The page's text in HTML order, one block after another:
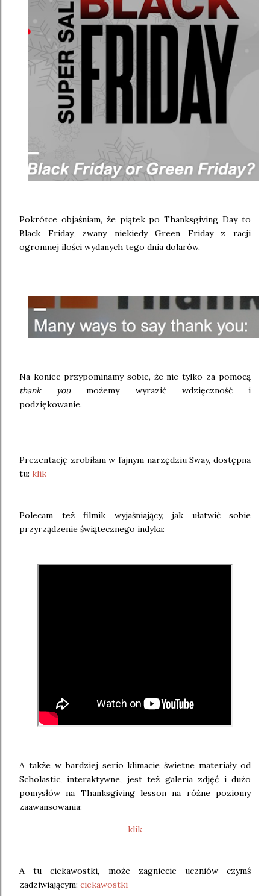
Pokrótce objaśniam, że piątek po Thanksgiving Day to
Black Friday, zwany niekiedy Green Friday z racji
ogromnej ilości wydanych tego dnia dolarów.
Na koniec przypominamy sobie, że nie tylko za pomocą
thank youmożemy wyrazić wdzięczność i
podziękowanie.
Prezentację zrobiłam w fajnym narzędziu Sway, dostępna
tu: klik
Polecam też filmik wyjaśniający, jak ułatwić sobie
przyrządzenie świątecznego indyka:
A także w bardziej serio klimacie świetne materiały od
Scholastic, interaktywne, jest też galeria zdjęć i dużo
pomysłów na Thanksgiving lesson na różne poziomy
zaawansowania:
klik
A tu ciekawostki, może zagniecie uczniów czymś
zadziwiającym: ciekawostki